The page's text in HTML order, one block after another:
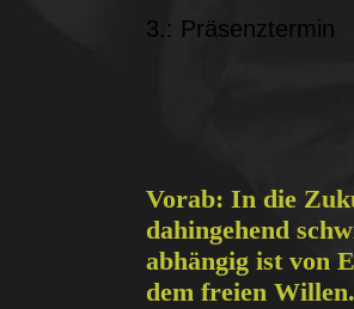
3.: Präsenztermin
Vorab: In die
dahingehend
abhängig ist von
dem freien Willen.